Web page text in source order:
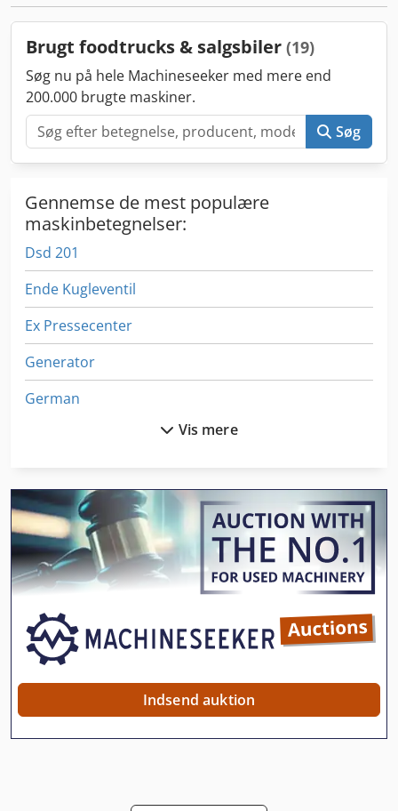
varmtvandsbeholder, vanddunke til frisk- og spildevand.
mere. Flere køretøjer på lager! Udstillingskøretøj til
særpris! Telefoniske henvendelser behandles med forrang.
Vi tilbyder gerne finansiering til erhvervskunder (Tyskland
og Østrig). Flere oplysninger på vores hjemmeside
www.Helmig-Verkaufsfahrzeuge.de Chedpfx Aioxxlltsgea
Brugt foodtrucks & salgsbiler (19)
Søg nu på hele Machineseeker med mere end
200.000 brugte maskiner.
Søg
Gennemse de mest populære
maskinbetegnelser:
Dsd 201
Ende Kugleventil
Ex Pressecenter
Generator
German
International 2674
International 433
International 434
International 584
Kgs 1670
Manual
Vis mere
Indsend auktion